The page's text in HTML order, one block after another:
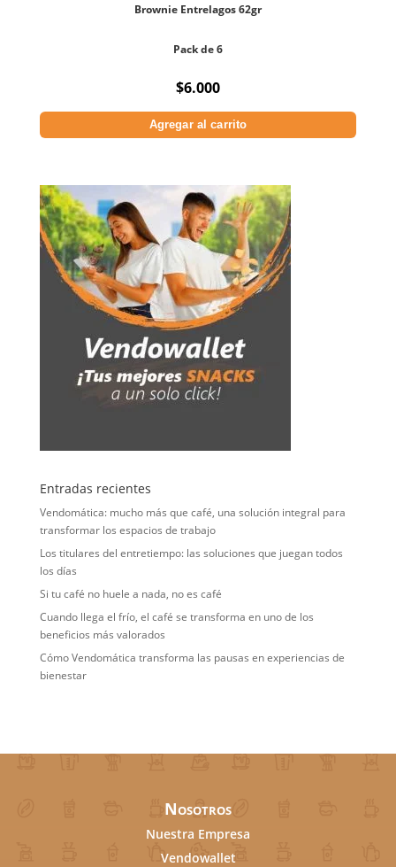
Brownie Entrelagos 62gr
Pack de 6
$6.000
Agregar al carrito
Entradas recientes
Vendomática: mucho más que café, una solución integral para
transformar los espacios de trabajo
Los titulares del entretiempo: las soluciones que juegan todos
los días
Si tu café no huele a nada, no es café
Cuando llega el frío, el café se transforma en uno de los
beneficios más valorados
Cómo Vendomática transforma las pausas en experiencias de
bienestar
Nosotros
Nuestra Empresa
Vendowallet